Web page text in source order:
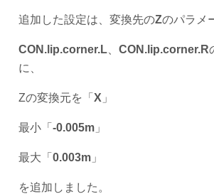
追加した設定は、変換先のZのパラメ
CON.lip.corner.L、 CON.lip.corner.R
に、
Zの変換元を「 X 」
最小「 -0.005m」
最大「 0.003m」
を追加しました。